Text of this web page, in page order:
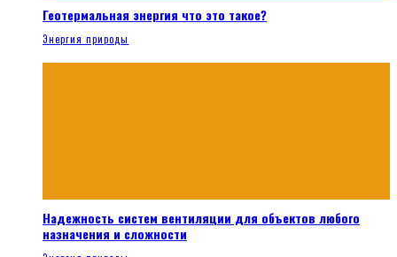
Геотермальная энергия что это такое?
Энергия природы
Надежность систем вентиляции для объектов любого
назначения и сложности